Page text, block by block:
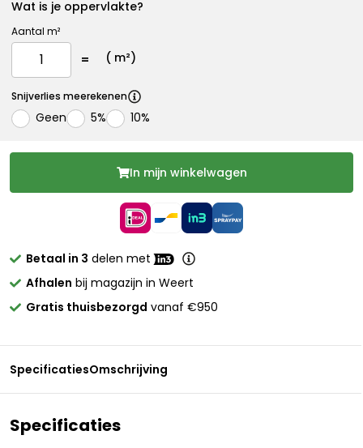
Wat is je oppervlakte?
Aantal m²
( m²)
Snijverlies meerekenen
Geen 5% 10%
In mijn winkelwagen
Betaal in 3 delen met
Afhalen bij magazijn in Weert
Gratis thuisbezorgd vanaf €950
SpecificatiesOmschrijving
Specificaties